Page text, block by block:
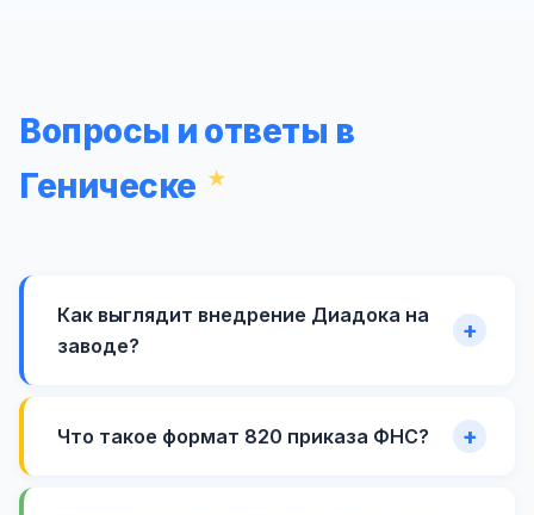
Вопросы и ответы в
Геническе
Как выглядит внедрение Диадока на
заводе?
Что такое формат 820 приказа ФНС?